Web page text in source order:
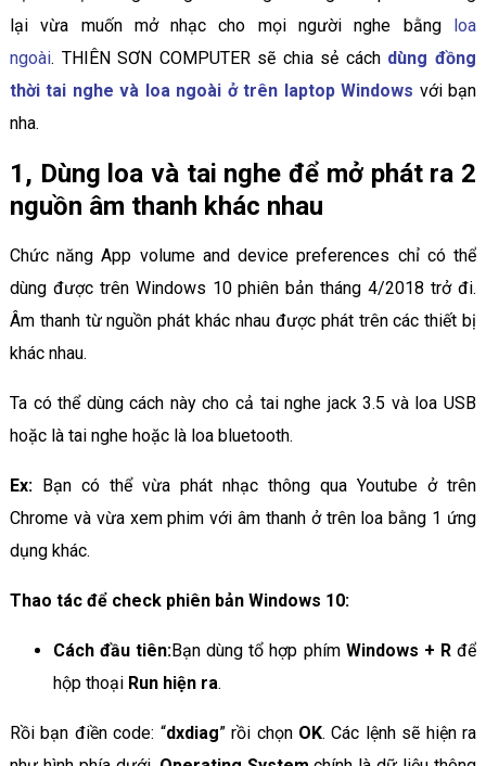
lại vừa muốn mở nhạc cho mọi người nghe bằng loa
ngoài. THIÊN SƠN COMPUTER sẽ chia sẻ cách dùng đồng
thời tai nghe và loa ngoài ở trên laptop Windows với bạn
nha.
1, Dùng loa và tai nghe để mở phát ra 2
nguồn âm thanh khác nhau
Chức năng App volume and device preferences chỉ có thể
dùng được trên Windows 10 phiên bản tháng 4/2018 trở đi.
Âm thanh từ nguồn phát khác nhau được phát trên các thiết bị
khác nhau.
Ta có thể dùng cách này cho cả tai nghe jack 3.5 và loa USB
hoặc là tai nghe hoặc là loa bluetooth.
Ex:Bạn có thể vừa phát nhạc thông qua Youtube ở trên
Chrome và vừa xem phim với âm thanh ở trên loa bằng 1 ứng
dụng khác.
Thao tác để check phiên bản Windows 10:
Cách đầu tiên:Bạn dùng tổ hợp phímWindows + Rđể
hộp thoại Run hiện ra.
Rồi bạn điền code: “dxdiag” rồi chọn OK. Các lệnh sẽ hiện ra